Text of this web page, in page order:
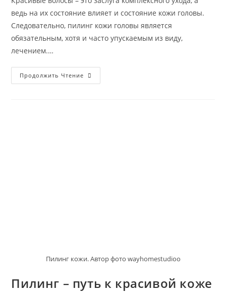
ведь на их состояние влияет и состояние кожи головы.
Следовательно, пилинг кожи головы является
обязательным, хотя и часто упускаемым из виду,
лечением.…
Продолжить Чтение Пилинг
Кожи
Пилинг кожи. Автор фото wayhomestudioo
Пилинг – путь к красивой коже